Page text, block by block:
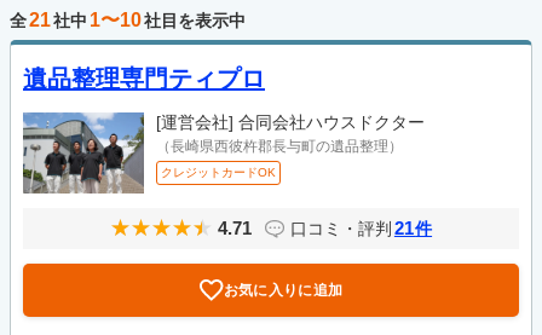
全21社中 1〜10社目を表示中
遺品整理専門ティプロ
[運営会社] 合同会社ハウスドクター
（長崎県西彼杵郡長与町の遺品整理）
クレジットカードOK
4.71 口コミ・評判21件
お気に入りに追加